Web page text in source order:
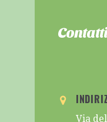
Contatti
Via